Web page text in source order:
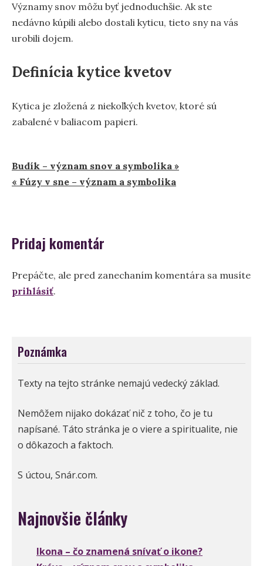
Významy snov môžu byť jednoduchšie. Ak ste
nedávno kúpili alebo dostali kyticu, tieto sny na vás
urobili dojem.
Definícia kytice kvetov
Kytica je zložená z niekoľkých kvetov, ktoré sú
zabalené v baliacom papieri.
Navigácia
v
Budík – význam snov a symbolika »
« Fúzy v sne – význam a symbolika
Pridaj komentár
Prepáčte, ale pred zanechaním komentára sa musíte
prihlásiť.
Poznámka
Texty na tejto stránke nemajú vedecký základ.
Nemôžem nijako dokázať nič z toho, čo je tu
napísané. Táto stránka je o viere a spiritualite, nie
o dôkazoch a faktoch.
S úctou, Snár.com.
Najnovšie články
Ikona – čo znamená snívať o ikone?